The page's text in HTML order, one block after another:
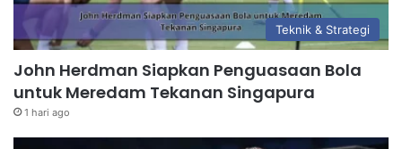
Teknik & Strategi
John Herdman Siapkan Penguasaan Bola
untuk Meredam Tekanan Singapura
1 hari ago